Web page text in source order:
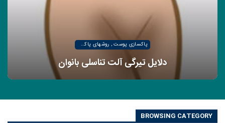
پاکسازی پوست , روشهای پاکسازی پوست صورت و دست , پاکسازی انواع مختلف پوست | لیزر لند
دلایل تیرگی آلت تناسلی بانوان
BROWSING CATEGORY